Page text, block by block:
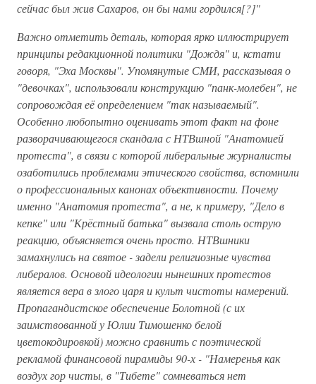
сейчас был жив Сахаров, он бы нами гордился[?]"
Важно отметить деталь, которая ярко иллюстрирует
принципы редакционной политики "Дождя" и, кстати
говоря, "Эха Москвы". Упомянутые СМИ, рассказывая о
"девочках", использовали конструкцию "панк-молебен", не
сопровождая её определением "так называемый".
Особенно любопытно оценивать этот факт на фоне
разворачивающегося скандала с НТВшной "Анатомией
протеста", в связи с которой либеральные журналисты
озаботились проблемами этического свойства, вспомнили
о профессиональных канонах объективности. Почему
именно "Анатомия протеста", а не, к примеру, "Дело в
кепке" или "Крёстный батька" вызвала столь острую
реакцию, объясняется очень просто. НТВшники
замахнулись на святое - задели религиозные чувства
либералов. Основой идеологии нынешних протестов
является вера в злого царя и культ чистоты намерений.
Пропагандистское обеспечение Болотной (с их
заимствованной у Юлии Тимошенко белой
цветокодировкой) можно сравнить с поэтической
рекламой финансовой пирамиды 90-х - "Намеренья как
воздух гор чисты, в "Тибете" сомневаться нет